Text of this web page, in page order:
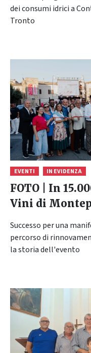
dei consumi idrici a
Tronto
EVENTI IN EVIDENZA
FOTO | In
Vini di
Successo per una
percorso di
la storia dell'evento